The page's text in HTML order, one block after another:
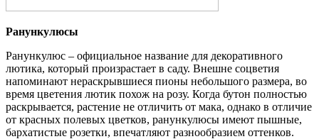
Ранункулюсы
Ранункулюс – официальное название для декоративного
лютика, который произрастает в саду. Внешне соцветия
напоминают нераскрывшиеся пионы небольшого размера, во
время цветения лютик похож на розу. Когда бутон полностью
раскрывается, растение не отличить от мака, однако в отличие
от красных полевых цветков, ранункулюсы имеют пышные,
бархатистые розетки, впечатляют разнообразием оттенков.